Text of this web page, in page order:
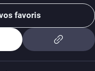
favoris